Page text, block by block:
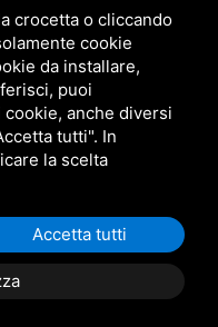
-Cookie Policy-Sitemap
crocetta o cliccando
cookie
da installare,
puoi
anche diversi
tutti". In
la scelta
Accetta tutti